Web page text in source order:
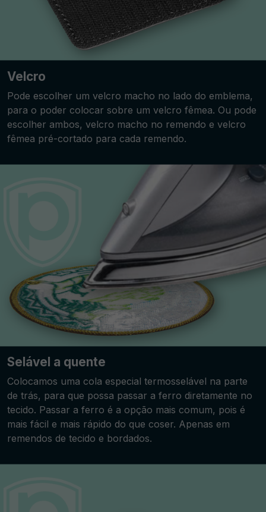
Velcro
Pode escolher um velcro macho no lado do emblema,
para o poder colocar sobre um velcro fêmea. Ou pode
escolher ambos, velcro macho no remendo e velcro
fêmea pré-cortado para cada remendo.
Selável a quente
Colocamos uma cola especial termosselável na parte
de trás, para que possa passar a ferro diretamente no
tecido. Passar a ferro é a opção mais comum, pois é
mais fácil e mais rápido do que coser. Apenas em
remendos de tecido e bordados.